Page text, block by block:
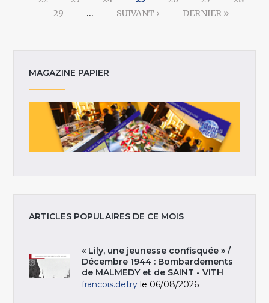
29
… SUIVANT › DERNIER »
MAGAZINE PAPIER
ARTICLES POPULAIRES DE CE MOIS
« Lily, une jeunesse confisquée » /
Décembre 1944 : Bombardements
de MALMEDY et de SAINT - VITH
francois.detry le 06/08/2026